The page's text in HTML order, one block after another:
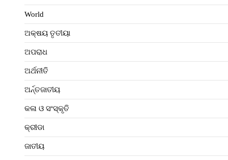
World
ଅକ୍ଷୟ ତୃତୀୟା
ଅପରାଧ
ଅର୍ଥନୀତି
ଅର୍ନ୍ତଜାତୀୟ
କଳା ଓ ସଂସ୍କୃତି
କ୍ରୀଡା
ଜାତୀୟ